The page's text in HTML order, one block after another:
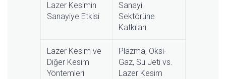
Lazer Kesimin
Sanayiye Etkisi
Sanayi
Sektörüne
Katkıları
Lazer Kesim ve
Diğer Kesim
Yöntemleri
Plazma, Oksi-
Gaz, Su Jeti vs.
Lazer Kesim